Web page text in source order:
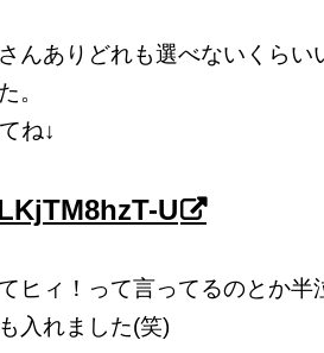
んありどれも選べないくらい
。
ね↓
U
ヒィ！って言ってるのとか半
入れました(笑)